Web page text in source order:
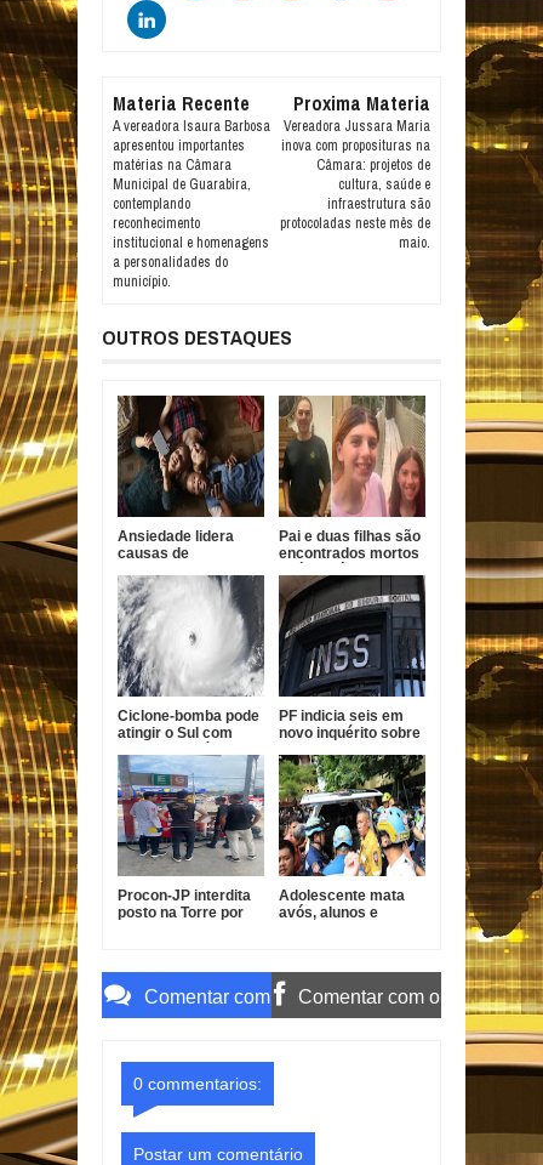
Materia Recente
A vereadora Isaura Barbosa
apresentou importantes
matérias na Câmara
Municipal de Guarabira,
contemplando
reconhecimento
institucional e homenagens
a personalidades do
município.
Proxima Materia
Vereadora Jussara Maria
inova com proposituras na
Câmara: projetos de
cultura, saúde e
infraestrutura são
protocoladas neste mês de
maio.
OUTROS DESTAQUES
Ansiedade lidera
causas de
jovens no Brasil
Pai e duas filhas são
encontrados mortos
EUA
Ciclone-bomba pode
atingir o Sul com
km/h
PF indicia seis em
novo inquérito sobre
no INSS
Procon-JP interdita
posto na Torre por
Adolescente mata
avós, alunos e
Comentar com Comentar com o
0 commentarios:
Postar um comentário